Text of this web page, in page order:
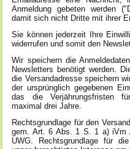
Anmeldung gebeten werden
damit sich nicht Dritte mit ihrer
Sie können jederzeit Ihre
widerrufen und somit den
Wir speichern die
Newsletters benötigt werden.
die Versandadresse speichern
der ursprünglich gegebenen
das die Verjährungsfristen
maximal drei Jahre.
Rechtsgrundlage für den
gem. Art. 6 Abs. 1 S. 1 a)
UWG. Rechtsgrundlage für